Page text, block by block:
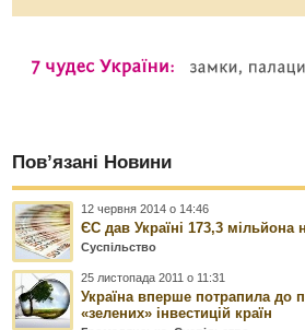
Пов’язані Новини
12 червня 2014 о 14:46
ЄС дав Україні 173,3 мільйона
Суспільство
25 листопада 2011 о 11:31
Україна вперше потрапила до
«зелених» інвестицій країн